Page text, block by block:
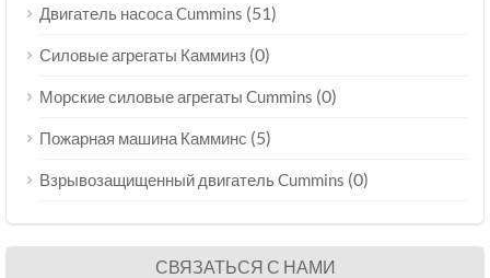
Двигатель насоса Cummins (51)
Силовые агрегаты Камминз (0)
Морские силовые агрегаты Cummins (0)
Пожарная машина Камминс (5)
Взрывозащищенный двигатель Cummins (0)
СВЯЗАТЬСЯ С НАМИ